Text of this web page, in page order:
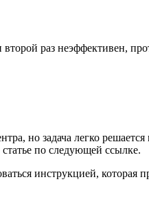
раз неэффективен,
но задача легко
по следующей ссылке.
инструкцией, которая